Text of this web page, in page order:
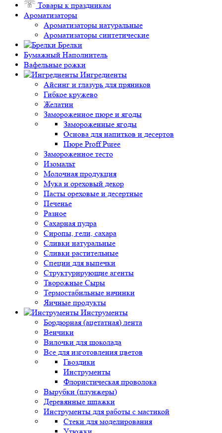
Товары к праздникам
Ароматизаторы
Ароматизаторы натуральные
Ароматизаторы синтетические
Брелки
Бумажный Наполнитель
Вафельные рожки
Ингредиенты
Айсинг и глазурь для пряников
Гибкое кружево
Желатин
Замороженное пюре и ягоды
Замороженные ягоды
Основа для напитков и десертов
Пюре Proff Puree
Замороженное тесто
Изомальт
Молочная продукция
Мука и ореховый декор
Пасты ореховые и десертные
Печенье
Разное
Сахарная пудра
Сиропы, гели, сахара
Сливки натуральные
Сливки растительные
Специи для выпечки
Структурирующие агенты
Творожные Сыры
Термостабильные начинки
Яичные продукты
Инструменты
Бордюрная (ацетатная) лента
Венчики
Вилочки для шоколада
Все для изготовления цветов
Гвоздики
Инструменты
Флористическая проволока
Вырубки (плунжеры)
Деревянные шпажки
Инструменты для работы с мастикой
Стеки для моделирования